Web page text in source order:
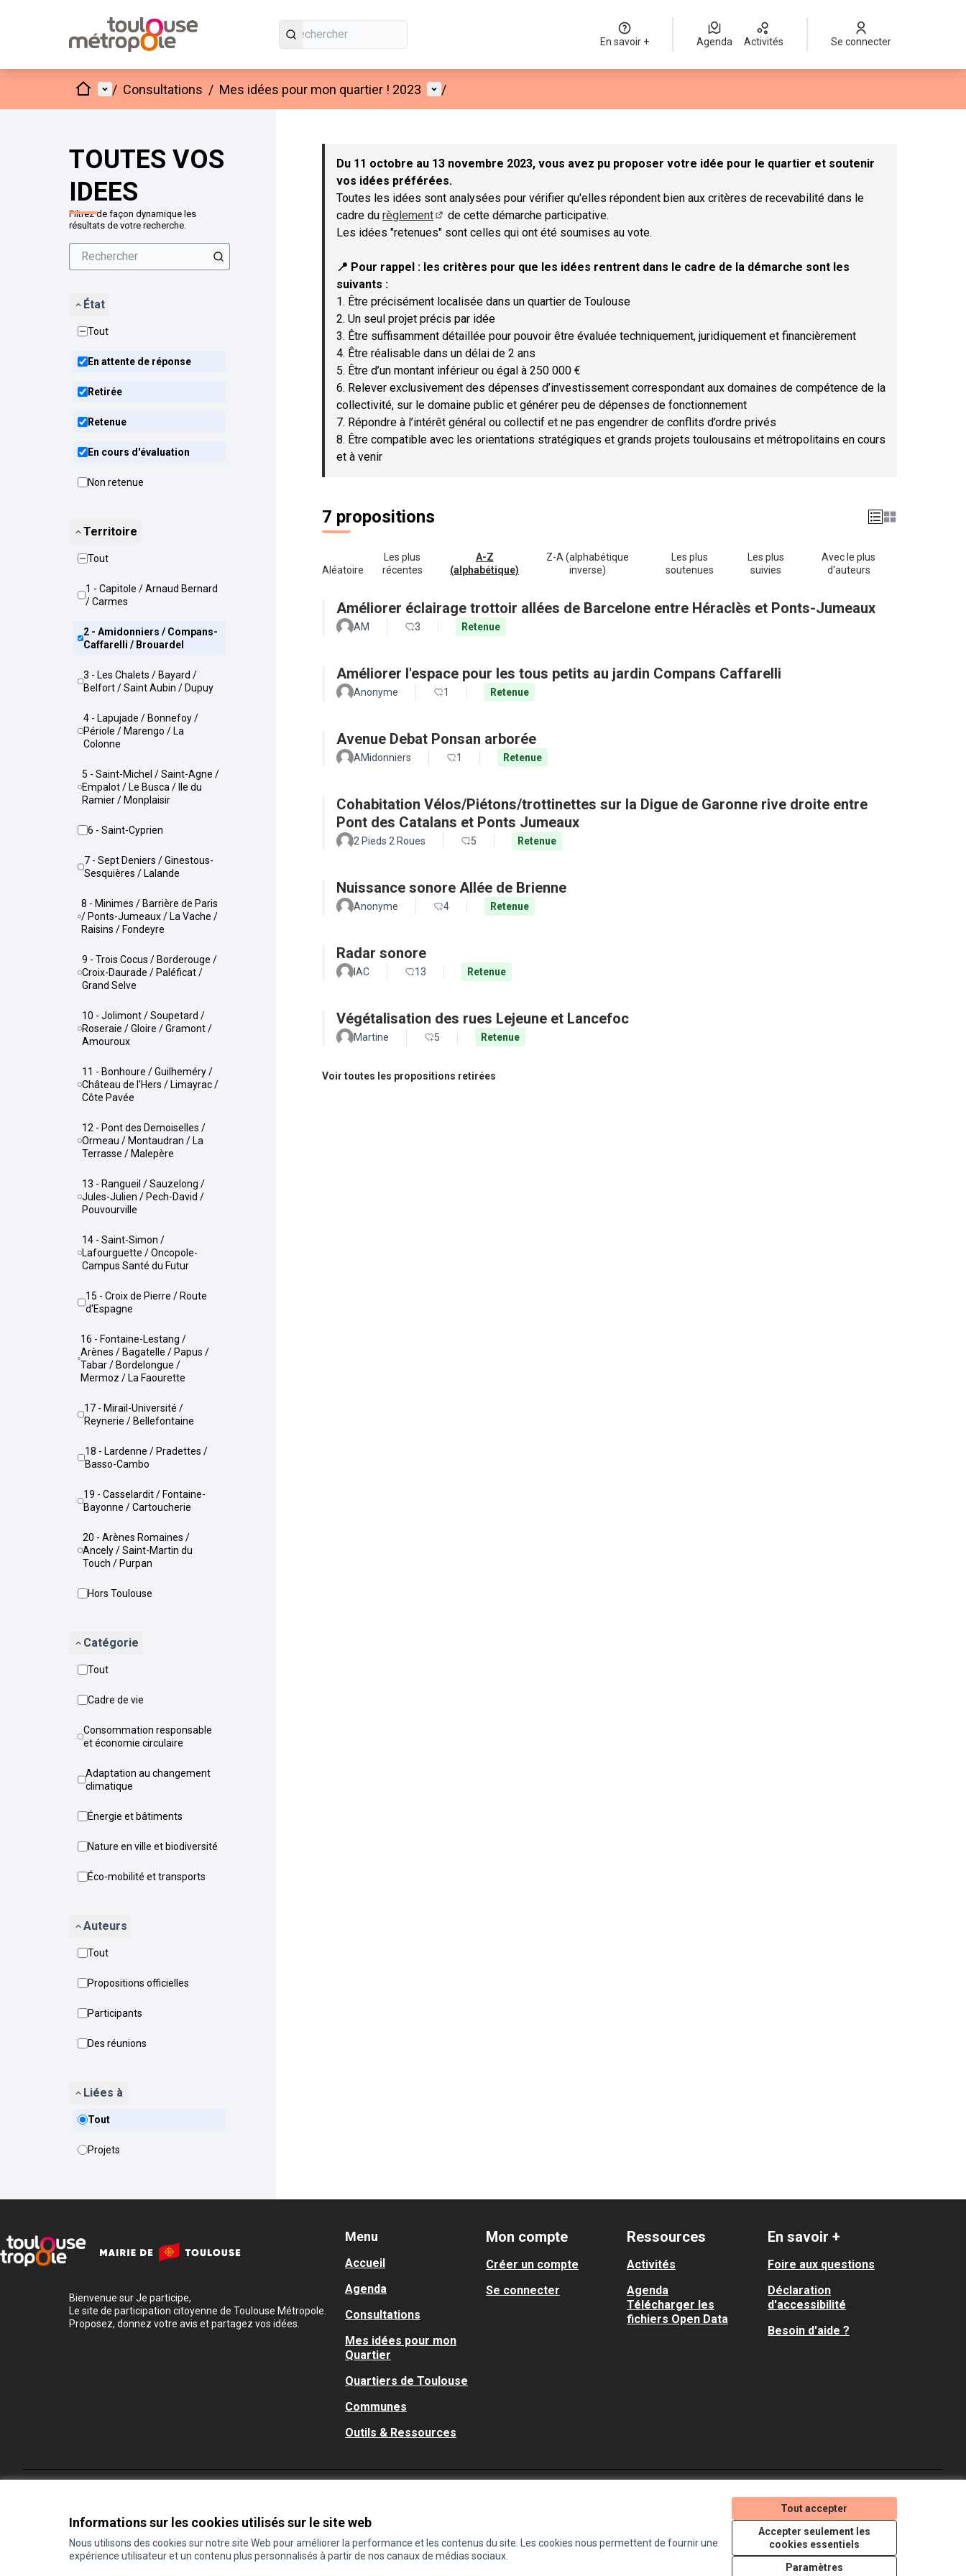
Informations sur les cookies utilisés sur le site web
Nous utilisons des cookies sur notre site Web pour améliorer la performance et les contenus du site. Les cookies nous permettent de fournir une
expérience utilisateur et un contenu plus personnalisés à partir de nos canaux de médias sociaux.
Tout accepter
Accepter seulement les
cookies essentiels
Paramètres
En savoir + Agenda Activités Se connecter
AccueilMenu principal
/ Consultations / Mes idées pour mon quartier ! 2023 Menu utilisateur
/
TOUTES VOS
IDEES
Filtrez de façon dynamique les
résultats de votre recherche.
État
Tout
En attente de réponse
Retirée
Retenue
En cours d'évaluation
Non retenue
Territoire
Tout
1 - Capitole / Arnaud Bernard
/ Carmes
2 - Amidonniers / Compans-
Caffarelli / Brouardel
3 - Les Chalets / Bayard /
Belfort / Saint Aubin / Dupuy
4 - Lapujade / Bonnefoy /
Périole / Marengo / La
Colonne
5 - Saint-Michel / Saint-Agne /
Empalot / Le Busca / Ile du
Ramier / Monplaisir
6 - Saint-Cyprien
7 - Sept Deniers / Ginestous-
Sesquières / Lalande
8 - Minimes / Barrière de Paris
/ Ponts-Jumeaux / La Vache /
Raisins / Fondeyre
9 - Trois Cocus / Borderouge /
Croix-Daurade / Paléficat /
Grand Selve
10 - Jolimont / Soupetard /
Roseraie / Gloire / Gramont /
Amouroux
11 - Bonhoure / Guilheméry /
Château de l'Hers / Limayrac /
Côte Pavée
12 - Pont des Demoiselles /
Ormeau / Montaudran / La
Terrasse / Malepère
13 - Rangueil / Sauzelong /
Jules-Julien / Pech-David /
Pouvourville
14 - Saint-Simon /
Lafourguette / Oncopole-
Campus Santé du Futur
15 - Croix de Pierre / Route
d'Espagne
16 - Fontaine-Lestang /
Arènes / Bagatelle / Papus /
Tabar / Bordelongue /
Mermoz / La Faourette
17 - Mirail-Université /
Reynerie / Bellefontaine
18 - Lardenne / Pradettes /
Basso-Cambo
19 - Casselardit / Fontaine-
Bayonne / Cartoucherie
20 - Arènes Romaines /
Ancely / Saint-Martin du
Touch / Purpan
Hors Toulouse
Catégorie
Tout
Cadre de vie
Consommation responsable
et économie circulaire
Adaptation au changement
climatique
Énergie et bâtiments
Nature en ville et biodiversité
Éco-mobilité et transports
Auteurs
Tout
Propositions officielles
Participants
Des réunions
Liées à
Tout
Projets
Passer la carte
Du 11 octobre au 13 novembre 2023, vous avez pu proposer votre idée pour le quartier et soutenir
vos idées préférées.
Toutes les idées sont analysées pour vérifier qu'elles répondent bien aux critères de recevabilité dans le
cadre du règlement
(Lien externe)
de cette démarche participative.
Les idées "retenues" sont celles qui ont été soumises au vote.
📍 Pour rappel : les critères pour que les idées rentrent dans le cadre de la démarche sont les
suivants :
1. Être précisément localisée dans un quartier de Toulouse
2. Un seul projet précis par idée
3. Être suffisamment détaillée pour pouvoir être évaluée techniquement, juridiquement et financièrement
4. Être réalisable dans un délai de 2 ans
5. Être d’un montant inférieur ou égal à 250 000 €
6. Relever exclusivement des dépenses d’investissement correspondant aux domaines de compétence de la
collectivité, sur le domaine public et générer peu de dépenses de fonctionnement
7. Répondre à l’intérêt général ou collectif et ne pas engendrer de conflits d’ordre privés
8. Être compatible avec les orientations stratégiques et grands projets toulousains et métropolitains en cours
et à venir
7 propositions
Aléatoire
Les plus
récentes
A-Z
(alphabétique)
Z-A (alphabétique
inverse)
Les plus
soutenues
Les plus
suivies
Avec le plus
d'auteurs
Améliorer éclairage trottoir allées de Barcelone entre Héraclès et Ponts-Jumeaux
AM 3 Retenue
Améliorer l'espace pour les tous petits au jardin Compans Caffarelli
Anonyme 1 Retenue
Avenue Debat Ponsan arborée
AMidonniers 1 Retenue
Cohabitation Vélos/Piétons/trottinettes sur la Digue de Garonne rive droite entre
Pont des Catalans et Ponts Jumeaux
2 Pieds 2 Roues 5 Retenue
Nuissance sonore Allée de Brienne
Anonyme 4 Retenue
Radar sonore
IAC 13 Retenue
Végétalisation des rues Lejeune et Lancefoc
Martine 5 Retenue
Voir toutes les propositions retirées
Bienvenue sur Je participe,
Le site de participation citoyenne de Toulouse Métropole.
Proposez, donnez votre avis et partagez vos idées.
Menu
Accueil
Agenda
Consultations
Mes idées pour mon
Quartier
Quartiers de Toulouse
Communes
Outils & Ressources
Mon compte
Créer un compte
Se connecter
Ressources
Activités
Agenda
Télécharger les
fichiers Open Data
En savoir +
Foire aux questions
Déclaration
d'accessibilité
Besoin d'aide ?
(Lien externe)
(Lien externe)
(Lien externe)
Licence Creative
(Lien externe)